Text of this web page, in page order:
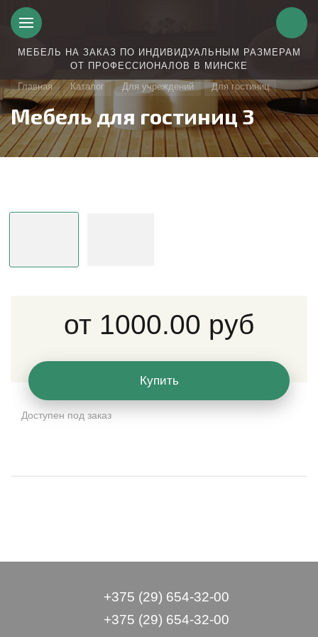
МЕБЕЛЬ НА ЗАКАЗ ПО ИНДИВИДУАЛЬНЫМ РАЗМЕРАМ
ОТ ПРОФЕССИОНАЛОВ В МИНСКЕ
Главная
Каталог Для учреждений Для гостиниц
Мебель для гостиниц 3
Доступен под заказ
от 1000.00 руб
Купить
+375 (29) 654-32-00
+375 (29) 654-32-00